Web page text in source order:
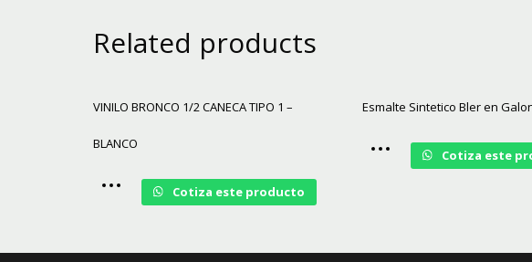
Related products
VINILO BRONCO 1/2 CANECA TIPO 1 –
BLANCO
Cotiza este producto
Esmalte Sintetico Bler en
Cotiza este